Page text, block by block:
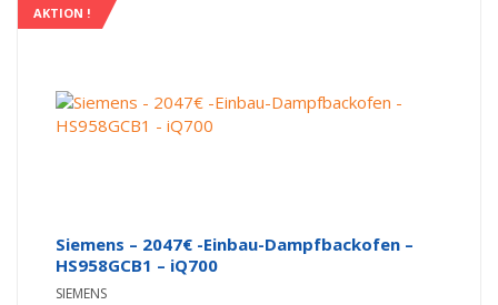
AKTION !
Siemens – 2047€ -Einbau-Dampfbackofen –
HS958GCB1 – iQ700
SIEMENS